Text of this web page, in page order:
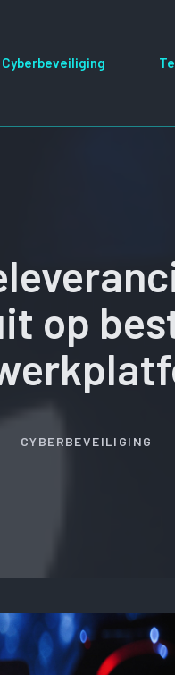
Cyberbeveiliging
op
CYBERBEVEILIGING